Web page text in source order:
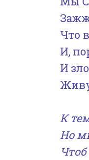
Что
И,
И
К
Но